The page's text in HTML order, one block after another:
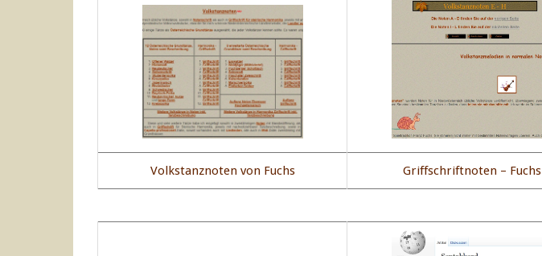
Volkstanznoten von Fuchs Griffschriftnoten – Fuchs